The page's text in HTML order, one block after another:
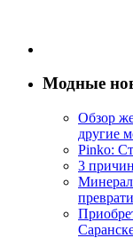
Модные
Обзор
другие
Pinko:
3